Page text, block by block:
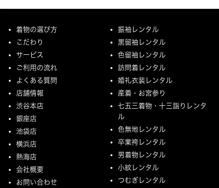
着物の選び方
こだわり
サービス
ご利用の流れ
よくある質問
店舗情報
渋谷本店
銀座店
池袋店
横浜店
熱海店
会社概要
お問い合わせ
振袖レンタル
黒留袖レンタル
色留袖レンタル
訪問着レンタル
婚礼衣装レンタル
産着・お宮参り
七五三着物・十三詣りレンタ
ル
色無地レンタル
卒業袴レンタル
男着物レンタル
小紋レンタル
つむぎレンタル